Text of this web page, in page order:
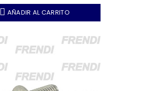
AÑADIR AL CARRITO